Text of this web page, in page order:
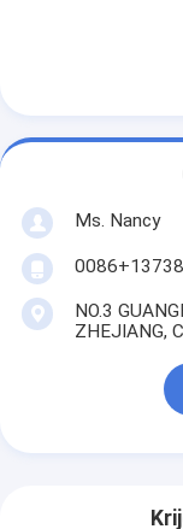
Neem
Chat Nu
het blok van
VOLLEDIGE
Ms. Nancy
NO.3
ZHEJIANG,